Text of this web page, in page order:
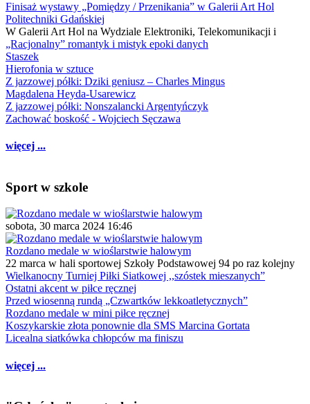
Finisaż wystawy „Pomiędzy / Przenikania” w Galerii Art Hol
Politechniki Gdańskiej
W Galerii Art Hol na Wydziale Elektroniki, Telekomunikacji i
„Racjonalny” romantyk i mistyk epoki danych
Staszek
Hierofonia w sztuce
Z jazzowej półki: Dziki geniusz – Charles Mingus
Magdalena Heyda-Usarewicz
Z jazzowej półki: Nonszalancki Argentyńczyk
Zachować boskość - Wojciech Sęczawa
więcej ...
Sport w szkole
sobota, 30 marca 2024 16:46
Rozdano medale w wioślarstwie halowym
22 marca w hali sportowej Szkoły Podstawowej 94 po raz kolejny
Wielkanocny Turniej Piłki Siatkowej ,,szóstek mieszanych”
Ostatni akcent w piłce ręcznej
Przed wiosenną rundą „Czwartków lekkoatletycznych”
Rozdano medale w mini piłce ręcznej
Koszykarskie złota ponownie dla SMS Marcina Gortata
Licealna siatkówka chłopców ma finiszu
więcej ...